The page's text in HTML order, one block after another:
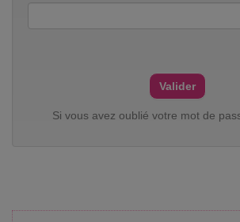
Si vous avez oublié votre mot de